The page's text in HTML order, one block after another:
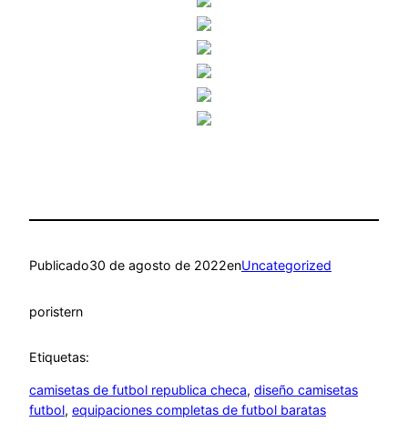
Publicado30 de agosto de 2022enUncategorized
poristern
Etiquetas:
camisetas de futbol republica checa, diseño camisetas
futbol, equipaciones completas de futbol baratas